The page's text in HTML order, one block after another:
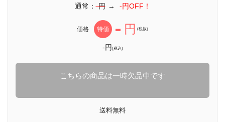
通常：-円 → -円OFF！
価格 特価 - 円 (税抜)
-円(税込)
こちらの商品は一時欠品中です
送料無料